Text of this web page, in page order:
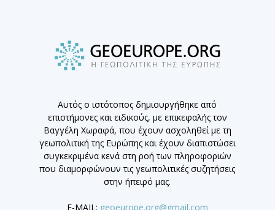
Αυτός ο ιστότοπος δημιουργήθηκε από
επιστήμονες και ειδικούς, με επικεφαλής τον
Βαγγέλη Χωραφά, που έχουν ασχοληθεί με τη
γεωπολιτική της Ευρώπης και έχουν διαπιστώσει
συγκεκριμένα κενά στη ροή των πληροφοριών
που διαμορφώνουν τις γεωπολιτικές συζητήσεις
στην ήπειρό μας.
E-MAIL: geoeurope.org@gmail.com